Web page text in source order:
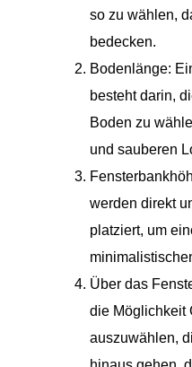
so zu wählen,
bedecken.
Bodenlänge:
besteht darin,
Boden zu
und sauberen
werden direkt
platziert, um
Über das
die Möglichkeit
auszuwählen,